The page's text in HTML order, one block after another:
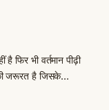
फिर भी वर्तमान पीढ़ी
जरूरत है जिसके…